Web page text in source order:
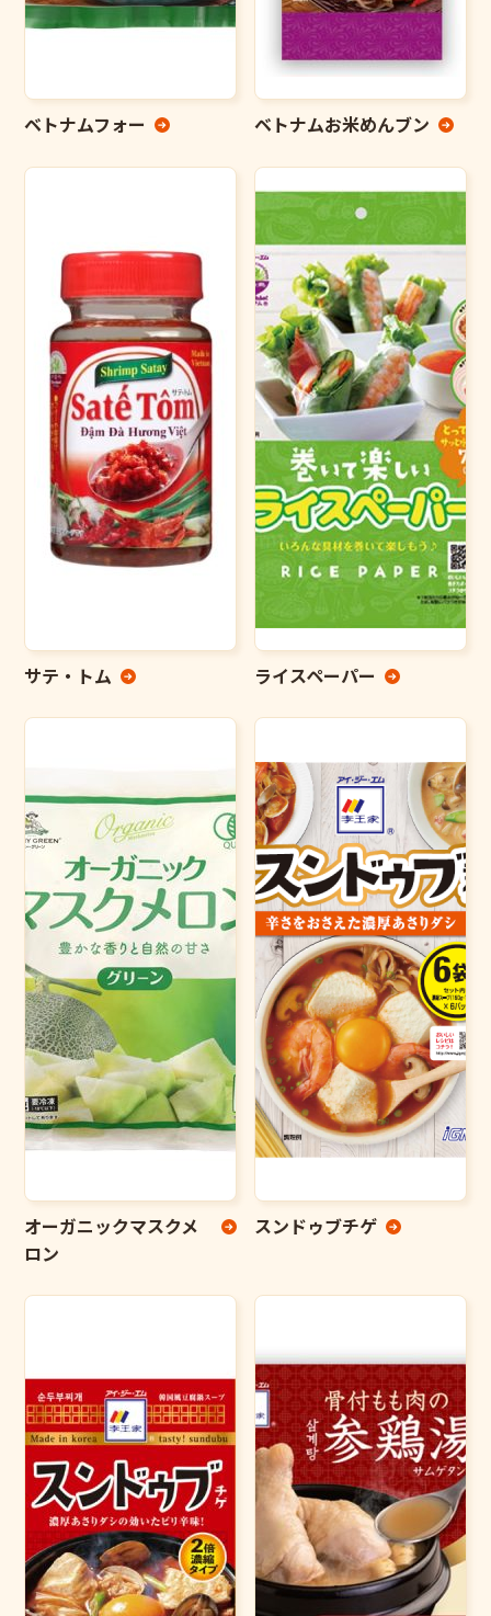
ベトナムフォー ベトナムお米めんブン
サテ・トム ライスペーパー
オーガニックマスクメ
ロン
スンドゥブチゲ